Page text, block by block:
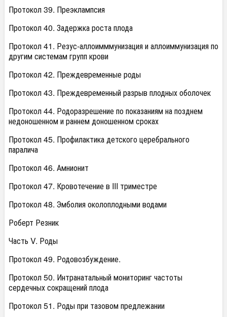
Протокол 39. Преэклампсия
Протокол 40. Задержка роста плода
Протокол 41. Резус-аллоимммунизация и аллоиммунизация по
другим системам групп крови
Протокол 42. Преждевременные роды
Протокол 43. Преждевременный разрыв плодных оболочек
Протокол 44. Родоразрешение по показаниям на позднем
недоношенном и раннем доношенном сроках
Протокол 45. Профилактика детского церебрального
паралича
Протокол 46. Амнионит
Протокол 47. Кровотечение в III триместре
Протокол 48. Эмболия околоплодными водами
Роберт Резник
Часть V. Роды
Протокол 49. Родовозбуждение.
Протокол 50. Интранатальный мониторинг частоты
сердечных сокращений плода
Протокол 51. Роды при тазовом предлежании